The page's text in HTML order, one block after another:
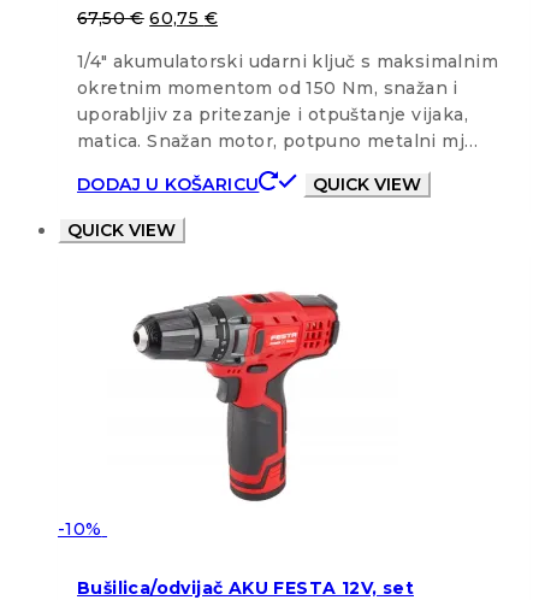
67,50€ 60,75 €
1/4″ akumulatorski udarni ključ s maksimalnim
okretnim momentom od 150 Nm, snažan i
uporabljiv za pritezanje i otpuštanje vijaka,
matica. Snažan motor, potpuno metalni mj…
DODAJ U KOŠARICU
QUICK VIEW
QUICK VIEW
-10%
Bušilica/odvijač AKU FESTA 12V, set